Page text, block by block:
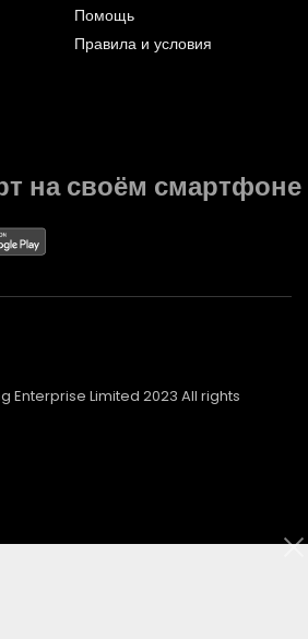
Помощь
Правила и условия
на своём смартфоне
Enterprise Limited 2023 All rights